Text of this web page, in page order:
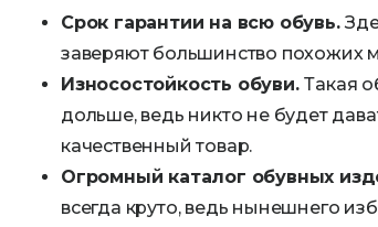
Срок гарантии на всю обувь.
заверяют большинство похожих
Износостойкость обуви.Такая
дольше, ведь никто не будет
качественный товар.
Огромный каталог обувных
всегда круто, ведь нынешнего